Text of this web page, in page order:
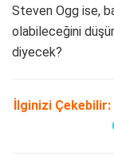
Steven Ogg ise,
olabileceğini
diyecek?
İlginizi Çekebilir: